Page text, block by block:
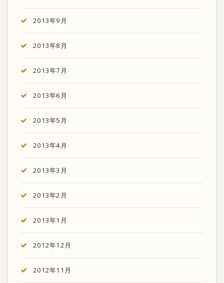
2013年9月
2013年8月
2013年7月
2013年6月
2013年5月
2013年4月
2013年3月
2013年2月
2013年1月
2012年12月
2012年11月